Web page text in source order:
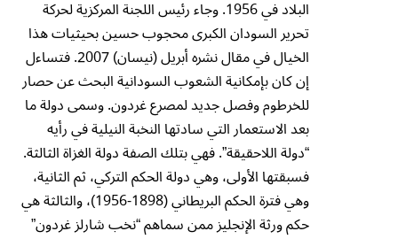
البلاد في 1956. وجاء رئيس اللجنة المركزية لحركة
تحرير السودان الكبرى محجوب حسين بحيثيات هذا
الخيال في مقال نشره أبريل (نيسان) 2007. فتساءل
إن كان بإمكانية الشعوب السودانية البحث عن حصار
للخرطوم وفصل جديد لمصرع غردون. وسمى دولة ما
بعد الاستعمار التي سادتها النخبة النيلية في رأيه
“دولة اللاحقيقة”. فهي بتلك الصفة دولة الغزاة الثالثة.
فسبقتها الأولى، وهي دولة الحكم التركي، ثم الثانية،
وهي فترة الحكم البريطاني (1898-1956)، والثالثة هي
حكم ورثة الإنجليز ممن سماهم “نخب شارلز غردون”